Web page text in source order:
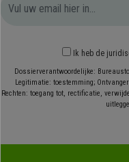
Ik heb de
Dossierverantwoordelijke:
Legitimatie: toestemming;
Rechten: toegang tot, rectificatie,